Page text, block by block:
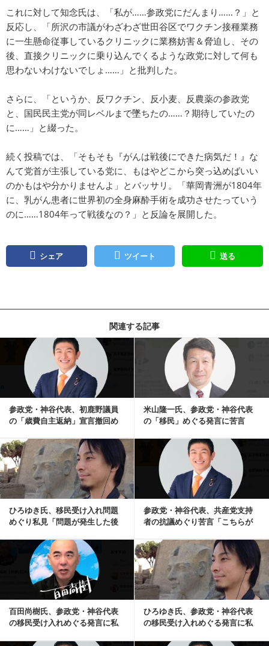
これに対して知念氏は、「私が……参政党にだんまり……？」と
反応し、「所沢の市議がわざわざ世田谷区でワクチン接種業務
に一生懸命従事しているクリニックに業務妨害＆脅迫し、その
後、直接クリニックに乗り込んでくるような政党に対して何も
思わないわけないでしょ……」と批判した。
さらに、「というか、反ワクチン、反小麦、反農薬の参政党
と、国民民主党が同レベルまで墜ちたの……？期待していたの
に……」と綴った。
続く投稿では、「そもそも『がんは戦後にできた病気だ！』な
んて党首が主張している党に、もはやどこから突っ込めばいい
のかもはや分かりませんよ」とバッサリ。「華岡青洲が1804年
に、乳がん患者に世界初の全身麻酔手術を成功させたっていう
のに……1804年って戦後なの？」と反論を展開した。
シェア ツイート 送る
関連する記事
参政党・神谷代表、初鹿野議員
の「歳費自主返納」宣言撤回め
米山隆一氏、参政党・神谷代表
の「移民」めぐる発言に苦言
記事を読む
ひろゆき氏、移民受け入れ問題
めぐり私見「問題が発生した後
参政党・神谷代表、共産党支持
者の抗議めぐり苦言「こちらが
記事を読む
百田尚樹氏、参政党・神谷代表
の移民受け入れめぐる発言に私
ひろゆき氏、参政党・神谷代表
の移民受け入れめぐる発言に私
記事を読む